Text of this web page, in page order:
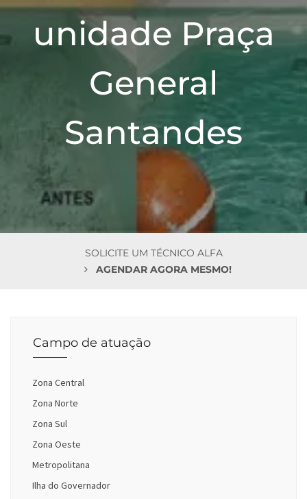
unidade Praça
General
Santandes
SOLICITE UM TÉCNICO ALFA
AGENDAR AGORA MESMO!
Campo de atuação
Zona Central
Zona Norte
Zona Sul
Zona Oeste
Metropolitana
Ilha do Governador